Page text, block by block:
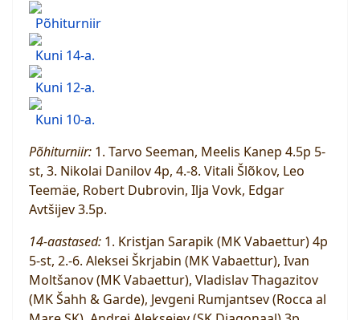
Põhiturniir
Kuni 14-a.
Kuni 12-a.
Kuni 10-a.
Põhiturniir: 1. Tarvo Seeman, Meelis Kanep 4.5p 5-
st, 3. Nikolai Danilov 4p, 4.-8. Vitali Šlõkov, Leo
Teemäe, Robert Dubrovin, Ilja Vovk, Edgar
Avtšijev 3.5p.
14-aastased: 1. Kristjan Sarapik (MK Vabaettur) 4p
5-st, 2.-6. Aleksei Škrjabin (MK Vabaettur), Ivan
Moltšanov (MK Vabaettur), Vladislav Thagazitov
(MK Šahh & Garde), Jevgeni Rumjantsev (Rocca al